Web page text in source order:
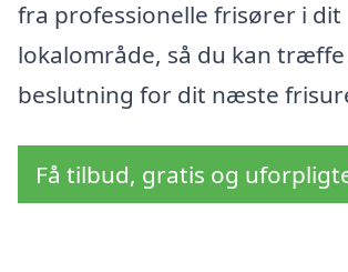
fra professionelle frisører i dit
lokalområde, så du kan
beslutning for dit næste
Få tilbud, gratis og